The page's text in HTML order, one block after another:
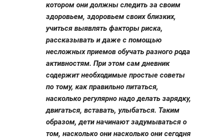
котором они должны следить за своим
здоровьем, здоровьем своих близких,
учиться выявлять факторы риска,
рассказывать и даже с помощью
несложных приемов обучать разного рода
активностям. При этом сам дневник
содержит необходимые простые советы
по тому, как правильно питаться,
насколько регулярно надо делать зарядку,
двигаться, вставать, улыбаться. Таким
образом, дети начинают задумываться о
том, насколько они насколько они сегодня